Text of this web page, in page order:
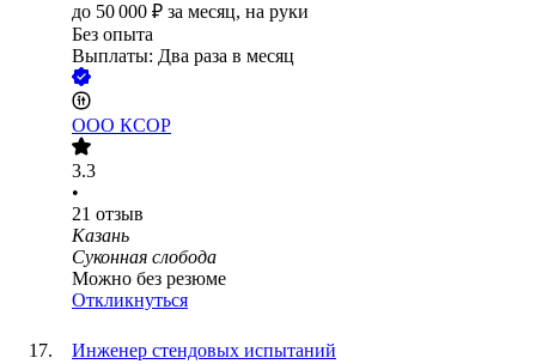
до 50 000 ₽ за месяц, на руки
Без опыта
Выплаты: Два раза в месяц
ООО КСОР
3.3
•
21 отзыв
Казань
Суконная слобода
Можно без резюме
Откликнуться
Инженер стендовых испытаний